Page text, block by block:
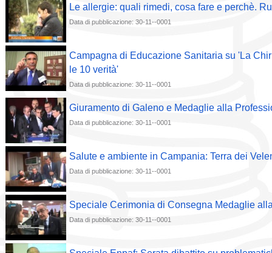
Le allergie: quali rimedi, cosa fare e perchè.
Data di pubblicazione: 30-11--0001
Campagna di Educazione Sanitaria su 'La
le 10 verità'
Data di pubblicazione: 30-11--0001
Giuramento di Galeno e Medaglie alla
Data di pubblicazione: 30-11--0001
Salute e ambiente in Campania: Terra dei
Data di pubblicazione: 30-11--0001
Speciale Cerimonia di Consegna Medaglie
Data di pubblicazione: 30-11--0001